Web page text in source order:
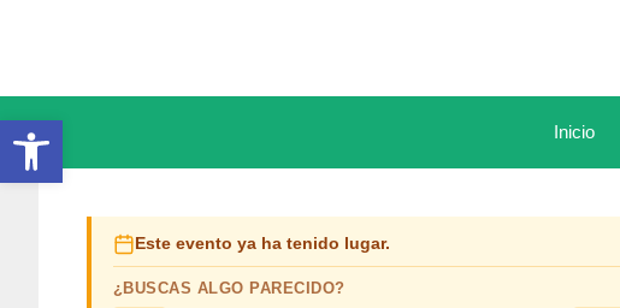
Abrir barra de herramientas Inicio
Este evento ya ha tenido lugar.
¿BUSCAS ALGO PARECIDO?